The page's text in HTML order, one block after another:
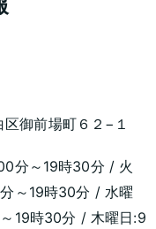
御前場町６２−１
分～19時30分 / 火
～19時30分 / 水曜
19時30分 / 木曜日:9